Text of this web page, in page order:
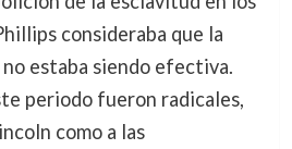
consideraba que la
estaba siendo efectiva.
periodo fueron radicales,
como a las